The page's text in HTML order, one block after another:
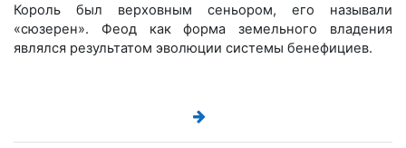
Король был верховным сеньором, его называли
«сюзерен». Феод как форма земельного владения
являлся результатом эволюции системы бенефициев.